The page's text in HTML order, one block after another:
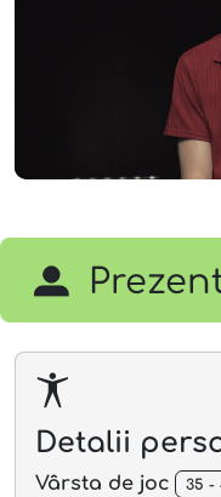
Detalii
Vârsta de joc 35 -